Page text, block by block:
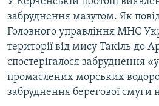
Усі сайти RFE/RL
забруднення мазутом. Як
Головного управління МНС
території від мису Такіль до
спостерігалося забруднення
промаслених морських
забруднення берегової смуги